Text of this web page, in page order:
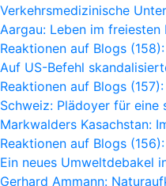
Verkehrsmedizinische
Aargau: Leben im
Reaktionen auf Blogs
Auf US-Befehl
Reaktionen auf Blogs
Schweiz: Plädoyer für
Markwalders Kasachstan:
Reaktionen auf Blogs
Ein neues Umweltdebakel
Gerhard Ammann: